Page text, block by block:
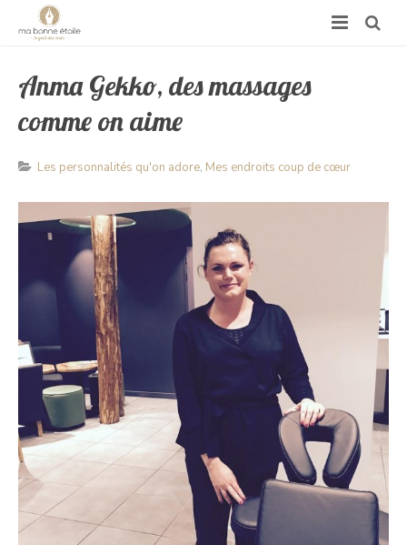
Anma Gekko, des massages
comme on aime
Les personnalités qu'on adore, Mes endroits coup de cœur